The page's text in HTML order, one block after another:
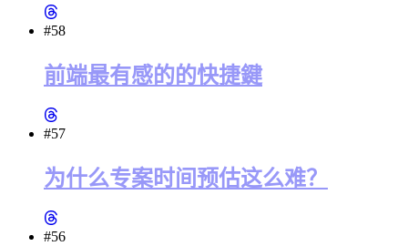
#58
前端最有感的的快捷鍵
#57
为什么专案时间预估这么难？
#56